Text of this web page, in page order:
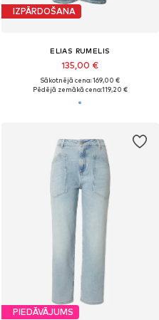
IZPĀRDOŠANA
ELIAS RUMELIS
135,00 €
Sākotnējā cena: 169,00 €
Pēdējā zemākā cena:119,20 €
PIEDĀVĀJUMS